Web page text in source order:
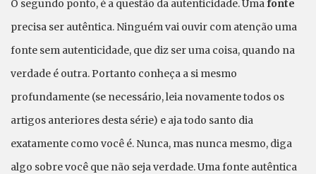
O segundo ponto, é a questão da autenticidade. Umafonte
precisa ser autêntica. Ninguém vai ouvir com atenção uma
fonte sem autenticidade, que diz ser uma coisa, quando na
verdade é outra. Portanto conheça a si mesmo
profundamente (se necessário, leia novamente todos os
artigos anteriores desta série) e aja todo santo dia
exatamente como você é. Nunca, mas nunca mesmo, diga
algo sobre você que não seja verdade. Uma fonte autêntica